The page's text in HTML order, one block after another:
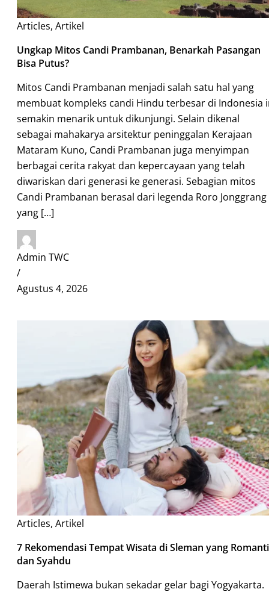
Articles, Artikel
Ungkap Mitos Candi Prambanan, Benarkah Pasangan
Bisa Putus?
Mitos Candi Prambanan menjadi salah satu hal yang
membuat kompleks candi Hindu terbesar di Indonesia
semakin menarik untuk dikunjungi. Selain dikenal
sebagai mahakarya arsitektur peninggalan Kerajaan
Mataram Kuno, Candi Prambanan juga menyimpan
berbagai cerita rakyat dan kepercayaan yang telah
diwariskan dari generasi ke generasi. Sebagian mitos
Candi Prambanan berasal dari legenda Roro Jonggrang
yang […]
Admin TWC
/
Agustus 4, 2026
Articles, Artikel
7 Rekomendasi Tempat Wisata di Sleman yang
dan Syahdu
Daerah Istimewa bukan sekadar gelar bagi Yogyakarta.